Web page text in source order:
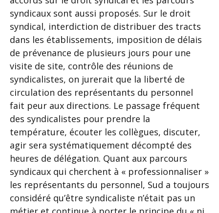
syndicaux sont aussi proposés. Sur le droit
syndical, interdiction de distribuer des tracts
dans les établissements, imposition de délais
de prévenance de plusieurs jours pour une
visite de site, contrôle des réunions de
syndicalistes, on jurerait que la liberté de
circulation des représentants du personnel
fait peur aux directions. Le passage fréquent
des syndicalistes pour prendre la
température, écouter les collègues, discuter,
agir sera systématiquement décompté des
heures de délégation. Quant aux parcours
syndicaux qui cherchent à « professionnaliser »
les représentants du personnel, Sud a toujours
considéré qu’être syndicaliste n’était pas un